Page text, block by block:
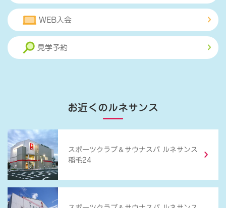
WEB入会
見学予約
お近くのルネサンス
スポーツクラブ ＆ サウナスパ ルネサンス
稲毛24